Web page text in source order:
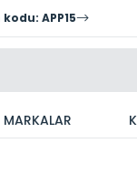
APP15
MARKALAR